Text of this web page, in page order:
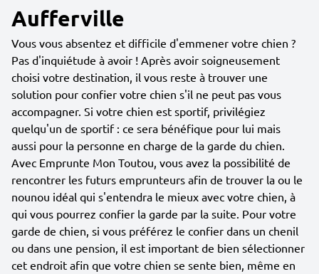
Aufferville
Vous vous absentez et difficile d'emmener votre chien ?
Pas d'inquiétude à avoir ! Après avoir soigneusement
choisi votre destination, il vous reste à trouver une
solution pour confier votre chien s'il ne peut pas vous
accompagner. Si votre chien est sportif, privilégiez
quelqu'un de sportif : ce sera bénéfique pour lui mais
aussi pour la personne en charge de la garde du chien.
Avec Emprunte Mon Toutou, vous avez la possibilité de
rencontrer les futurs emprunteurs afin de trouver la ou le
nounou idéal qui s'entendra le mieux avec votre chien, à
qui vous pourrez confier la garde par la suite. Pour votre
garde de chien, si vous préférez le confier dans un chenil
ou dans une pension, il est important de bien sélectionner
cet endroit afin que votre chien se sente bien, même en